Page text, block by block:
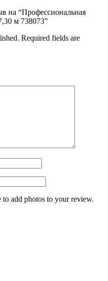
на “Профессиональная
м 738073”
Required fields are
add photos to your review.